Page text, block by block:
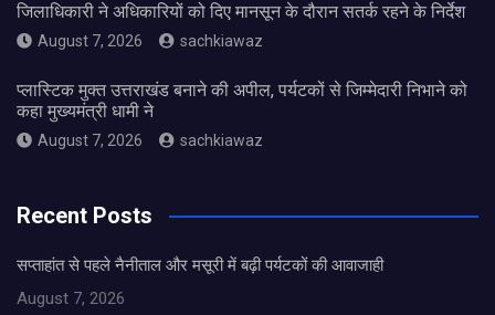
जिलाधिकारी ने अधिकारियों को दिए मानसून के दौरान सतर्क रहने के निर्देश
August 7, 2026 sachkiawaz
प्लास्टिक मुक्त उत्तराखंड बनाने की अपील, पर्यटकों से जिम्मेदारी निभाने को
कहा मुख्यमंत्री धामी ने
August 7, 2026 sachkiawaz
Recent Posts
सप्ताहांत से पहले नैनीताल और मसूरी में बढ़ी पर्यटकों की आवाजाही
August 7, 2026